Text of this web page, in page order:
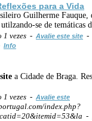
para a Vida
Guilherme Fauque,
se de temáticas
1 vezes - Avalie este site -
Info
site a Cidade de Braga.
1 vezes - Avalie este
index.php?
-